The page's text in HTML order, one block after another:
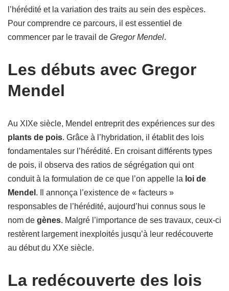
l’hérédité et la variation des traits au sein des espèces.
Pour comprendre ce parcours, il est essentiel de
commencer par le travail de Gregor Mendel.
Les débuts avec Gregor
Mendel
Au XIXe siècle, Mendel entreprit des expériences sur des
plants de pois. Grâce à l’hybridation, il établit des lois
fondamentales sur l’hérédité. En croisant différents types
de pois, il observa des ratios de ségrégation qui ont
conduit à la formulation de ce que l’on appelle la loi de
Mendel . Il annonça l’existence de « facteurs »
responsables de l’hérédité, aujourd’hui connus sous le
nom de gènes. Malgré l’importance de ses travaux, ceux-ci
restèrent largement inexploités jusqu’à leur redécouverte
au début du XXe siècle.
La redécouverte des lois